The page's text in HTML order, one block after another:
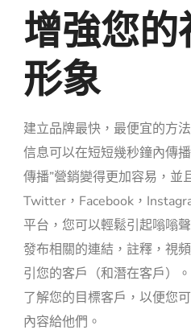
增強您
形象
建立品牌最快，最便宜的方
信息可以在短短幾秒鐘內傳
傳播”營銷變得更加容易，並
Twitter，Facebook，
平台，您可以輕鬆引起嗡嗡
發布相關的連結，註釋，視
引您的客戶（和潛在客戶）
了解您的目標客戶，以便您
內容給他們。